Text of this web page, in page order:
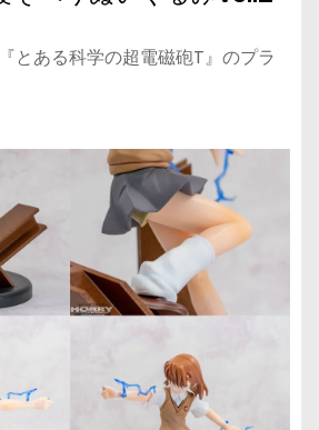
とある科学の超電磁砲T』のプラ